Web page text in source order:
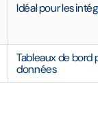
Idéal pour les
Tableaux de bord
données